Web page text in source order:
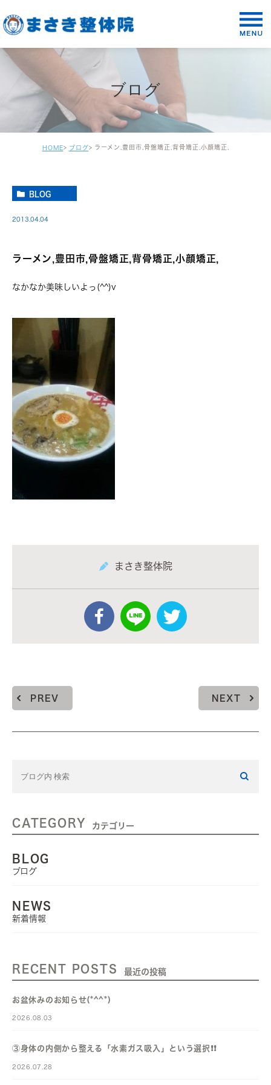
ブログ
HOME ブログ ラーメン,豊田市,骨盤矯正,背骨矯正,小顔矯正,
BLOG
2013.04.04
ラーメン,豊田市,骨盤矯正,背骨矯正,小顔矯正,
なかなか美味しいよっ(^^)v
まさき整体院
PREV NEXT
CATEGORY カテゴリー
BLOG
ブログ
NEWS
新着情報
RECENT POSTS 最近の投稿
お盆休みのお知らせ(*^^*)
2026.08.03
③身体の内側から整える「水素ガス吸入」という選択❗️❗️
2026.07.28